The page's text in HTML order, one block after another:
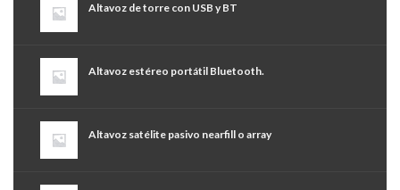
Altavoz de torre con USB y BT
Altavoz estéreo portátil Bluetooth.
Altavoz satélite pasivo nearfill o array